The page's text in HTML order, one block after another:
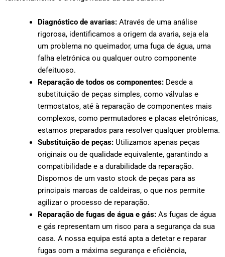
Diagnóstico de avarias: Através de uma análise
rigorosa, identificamos a origem da avaria, seja ela
um problema no queimador, uma fuga de água, uma
falha eletrónica ou qualquer outro componente
defeituoso.
Reparação de todos os componentes: Desde a
substituição de peças simples, como válvulas e
termostatos, até à reparação de componentes mais
complexos, como permutadores e placas eletrónicas,
estamos preparados para resolver qualquer problema.
Substituição de peças: Utilizamos apenas peças
originais ou de qualidade equivalente, garantindo a
compatibilidade e a durabilidade da reparação.
Dispomos de um vasto stock de peças para as
principais marcas de caldeiras, o que nos permite
agilizar o processo de reparação.
Reparação de fugas de água e gás: As fugas de água
e gás representam um risco para a segurança da sua
casa. A nossa equipa está apta a detetar e reparar
fugas com a máxima segurança e eficiência,